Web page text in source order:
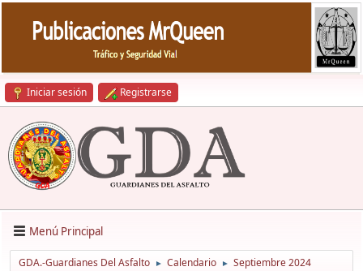
Iniciar sesión Registrarse
Menú Principal
GDA.-Guardianes Del Asfalto ► Calendario ► Septiembre 2024